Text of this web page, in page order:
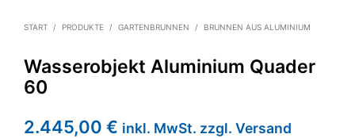
START / PRODUKTE / GARTENBRUNNEN / BRUNNEN AUS ALUMINIUM
Wasserobjekt Aluminium Quader
60
2.445,00 € inkl. MwSt. zzgl. Versand